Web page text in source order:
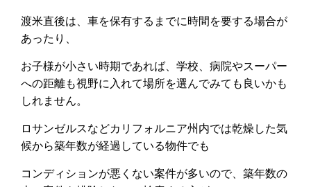
渡米直後は、車を保有するまでに時間を要する場合が
あったり、
お子様が小さい時期であれば、学校、病院やスーパー
への距離も視野に入れて場所を選んでみても良いかも
しれません。
ロサンゼルスなどカリフォルニア州内では乾燥した気
候から築年数が経過している物件でも
コンディションが悪くない案件が多いので、築年数の